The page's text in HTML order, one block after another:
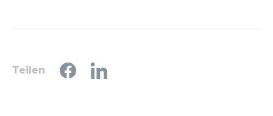
Teilen